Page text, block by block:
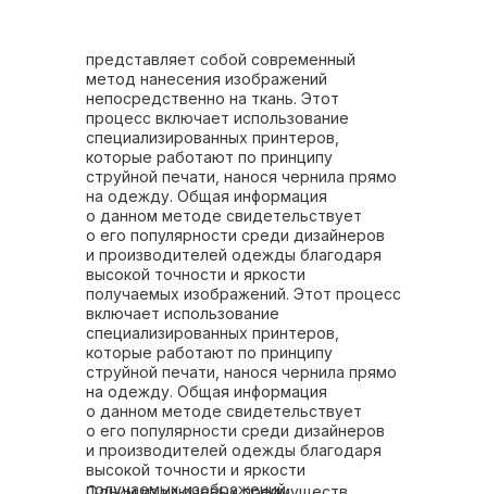
представляет собой современный
метод нанесения изображений
непосредственно на ткань. Этот
процесс включает использование
специализированных принтеров,
которые работают по принципу
струйной печати, нанося чернила прямо
на одежду. Общая информация
о данном методе свидетельствует
о его популярности среди дизайнеров
и производителей одежды благодаря
высокой точности и яркости
получаемых изображений. Этот процесс
включает использование
специализированных принтеров,
которые работают по принципу
струйной печати, нанося чернила прямо
на одежду. Общая информация
о данном методе свидетельствует
о его популярности среди дизайнеров
и производителей одежды благодаря
высокой точности и яркости
получаемых изображений.